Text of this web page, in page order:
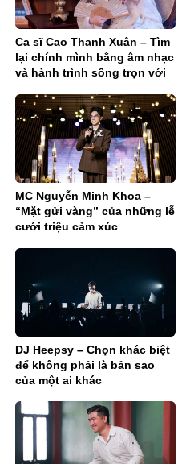
Ca sĩ Cao Thanh Xuân – Tìm
lại chính mình bằng âm nhạc
và hành trình sống trọn với
MC Nguyễn Minh Khoa –
“Mặt gửi vàng” của những lễ
cưới triệu cảm xúc
DJ Heepsy – Chọn khác biệt
để không phải là bản sao
của một ai khác